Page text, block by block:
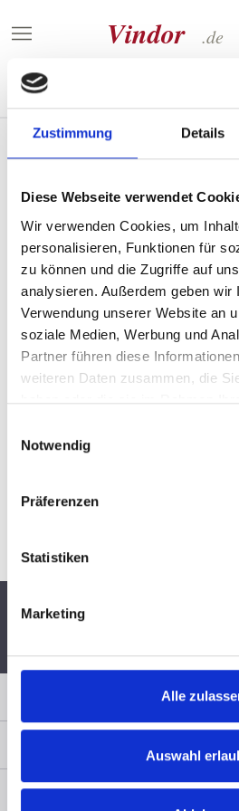
Zustimmung Details
Diese Webseite verwendet
Wir verwenden Cookies, um
personalisieren, Funktionen für
zu können und die Zugriffe auf
analysieren. Außerdem geben wir
Verwendung unserer Website an
soziale Medien, Werbung und
Partner führen diese
weiteren Daten zusammen, die
haben oder die sie im Rahmen
Notwendig
Präferenzen
Statistiken
Marketing
Alle
Auswahl
Zum Hauptinhalt springen
Weine von Château
Tour
PRODUKTE
DHL
Sicher Einkaufen
Service & Rechtliches